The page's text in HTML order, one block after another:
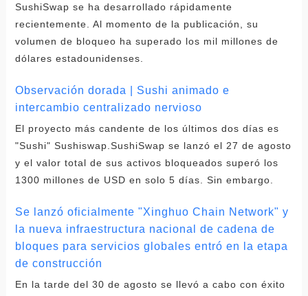
SushiSwap se ha desarrollado rápidamente
recientemente. Al momento de la publicación, su
volumen de bloqueo ha superado los mil millones de
dólares estadounidenses.
Observación dorada | Sushi animado e
intercambio centralizado nervioso
El proyecto más candente de los últimos dos días es
"Sushi" Sushiswap.SushiSwap se lanzó el 27 de agosto
y el valor total de sus activos bloqueados superó los
1300 millones de USD en solo 5 días. Sin embargo.
Se lanzó oficialmente "Xinghuo Chain Network" y
la nueva infraestructura nacional de cadena de
bloques para servicios globales entró en la etapa
de construcción
En la tarde del 30 de agosto se llevó a cabo con éxito